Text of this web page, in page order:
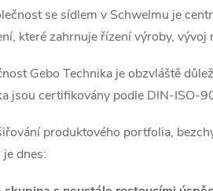
se sídlem v Schwelmu je
které zahrnuje řízení výroby,
Gebo Technika je obzvláště
jsou certifikovány podle DIN-ISO-
produktového portfolia,
dnes: